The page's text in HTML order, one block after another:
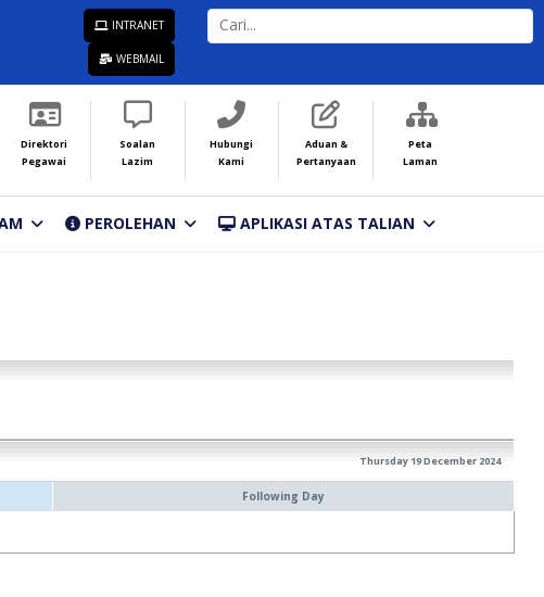
INTRANET
WEBMAIL
CARI...
Direktori
Pegawai
Soalan
Lazim
Hubungi
Kami
Aduan &
Pertanyaan
Peta
Laman
PEROLEHAN APLIKASI ATAS TALIAN
Thursday 19 December 2024
Following Day